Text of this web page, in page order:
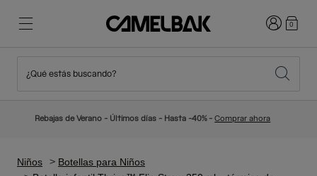
Novedades
Iniciar0
¿Qué estás buscando?
Rebajas de Verano - Últimos días - Hasta -40% -Comprar ahora
Niños
Botellas para Niños